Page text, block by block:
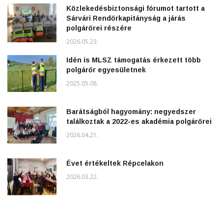
Közlekedésbiztonsági fórumot tartott a
Sárvári Rendőrkapitányság a járás
polgárőrei részére
2026.05.23.
Idén is MLSZ támogatás érkezett több
polgárőr egyesületnek
2025.05.08.
Barátságból hagyomány: negyedszer
találkoztak a 2022-es akadémia polgárőrei
2026.04.21.
Évet értékeltek Répcelakon
2026.03.22.